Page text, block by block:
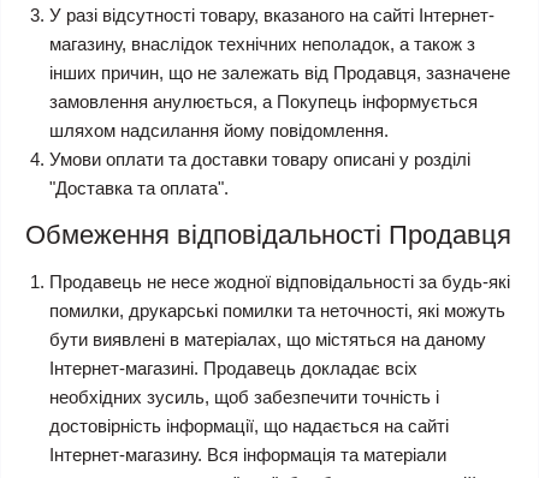
У разі відсутності товару, вказаного на сайті Інтернет-
магазину, внаслідок технічних неполадок, а також з
інших причин, що не залежать від Продавця, зазначене
замовлення анулюється, а Покупець інформується
шляхом надсилання йому повідомлення.
Умови оплати та доставки товару описані у розділі
"Доставка та оплата".
Обмеження відповідальності Продавця
Продавець не несе жодної відповідальності за будь-які
помилки, друкарські помилки та неточності, які можуть
бути виявлені в матеріалах, що містяться на даному
Інтернет-магазині. Продавець докладає всіх
необхідних зусиль, щоб забезпечити точність і
достовірність інформації, що надається на сайті
Інтернет-магазину. Вся інформація та матеріали